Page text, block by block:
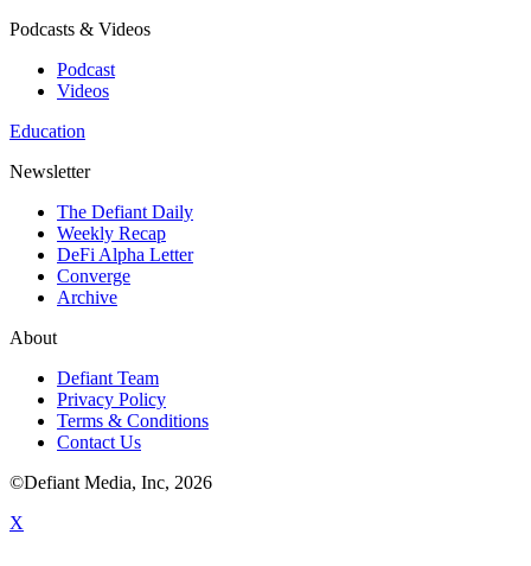
Podcasts & Videos
Podcast
Videos
Education
Newsletter
The Defiant Daily
Weekly Recap
DeFi Alpha Letter
Converge
Archive
About
Defiant Team
Privacy Policy
Terms & Conditions
Contact Us
©Defiant Media, Inc, 2026
X